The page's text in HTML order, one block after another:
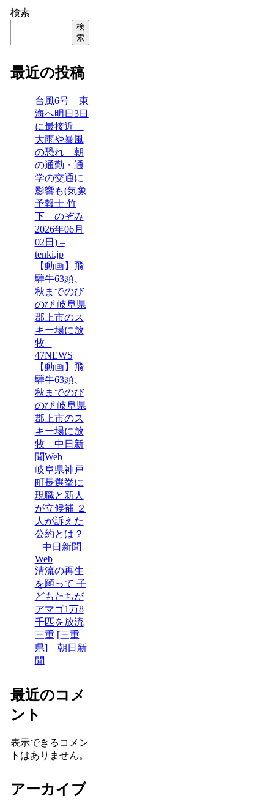
検索
検
索
最近の投稿
台風6号 東
海へ明日3日
に最接近
大雨や暴風
の恐れ 朝
の通勤・通
学の交通に
影響も(気象
予報士 竹
下 のぞみ
2026年06月
02日) –
tenki.jp
【動画】飛
騨牛63頭、
秋までのび
のび 岐阜県
郡上市のス
キー場に放
牧 –
47NEWS
【動画】飛
騨牛63頭、
秋までのび
のび 岐阜県
郡上市のス
キー場に放
牧 – 中日新
聞Web
岐阜県神戸
町長選挙に
現職と新人
が立候補 ２
人が訴えた
公約とは？
– 中日新聞
Web
清流の再生
を願って 子
どもたちが
アマゴ1万8
千匹を放流
三重 [三重
県] – 朝日新
聞
最近のコメ
ント
表示できるコメン
トはありません。
アーカイブ